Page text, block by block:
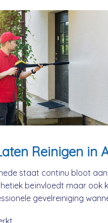
Reinigen in
staat continu bloot
beïnvloedt maar ook
gevelreiniging